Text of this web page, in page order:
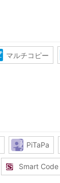
マルチコピー
PiTaPa
Smart Code